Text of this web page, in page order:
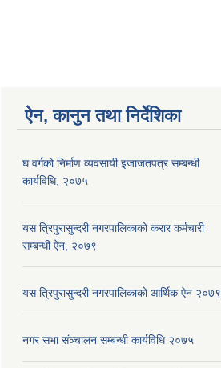
ऐन, कानुन तथा निर्देशिका
घ वर्गको निर्माण व्यवसायी इजाजतपत्र सम्बन्धी
कार्यविधि, २०७५
यस त्रिपुरासुन्दरी नगरपालिकाको करार कर्मचारी
सम्बन्धी ऐन, २०७९
यस त्रिपुरासुन्दरी नगरपालिकाको आर्थिक ऐन २०७९
नगर सभा संञ्चालन सम्बन्धी कार्यविधि २०७५